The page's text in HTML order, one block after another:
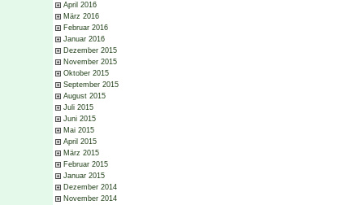
April 2016
März 2016
Februar 2016
Januar 2016
Dezember 2015
November 2015
Oktober 2015
September 2015
August 2015
Juli 2015
Juni 2015
Mai 2015
April 2015
März 2015
Februar 2015
Januar 2015
Dezember 2014
November 2014